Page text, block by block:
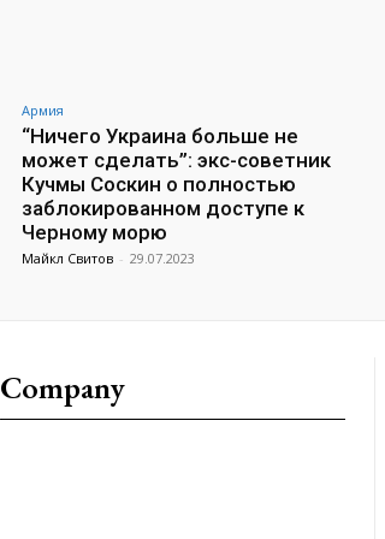
Армия
“Ничего Украина больше не
может сделать”: экс-советник
Кучмы Соскин о полностью
заблокированном доступе к
Черному морю
Майкл Свитов - 29.07.2023
Company